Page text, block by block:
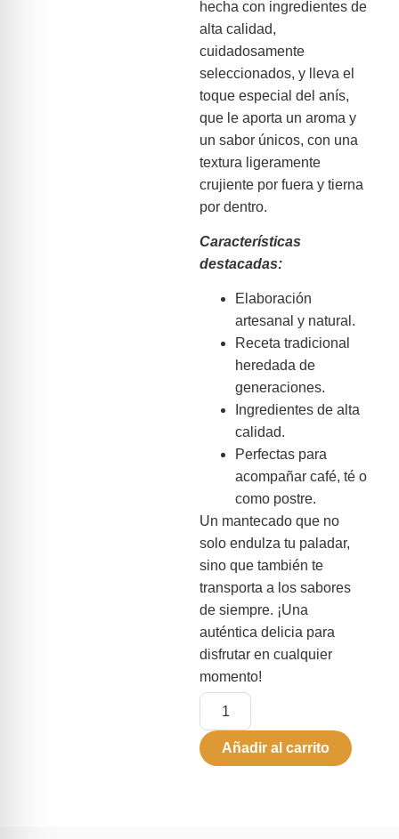
hecha con ingredientes de
alta calidad,
cuidadosamente
seleccionados, y lleva el
toque especial del anís,
que le aporta un aroma y
un sabor únicos, con una
textura ligeramente
crujiente por fuera y tierna
por dentro.
Características
destacadas:
Elaboración
artesanal y natural.
Receta tradicional
heredada de
generaciones.
Ingredientes de alta
calidad.
Perfectas para
acompañar café, té o
como postre.
Un mantecado que no
solo endulza tu paladar,
sino que también te
transporta a los sabores
de siempre. ¡Una
auténtica delicia para
disfrutar en cualquier
momento!
Añadir al carrito